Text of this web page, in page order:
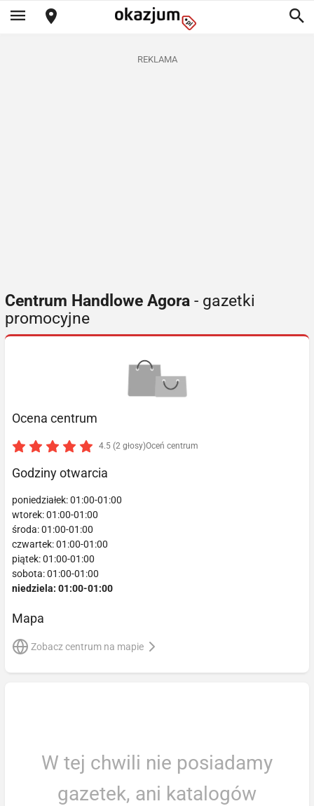
REKLAMA
Centrum Handlowe Agora - gazetki
promocyjne
Ocena centrum
4.5 (2 głosy)Oceń centrum
Godziny otwarcia
poniedziałek: 01:00-01:00
wtorek: 01:00-01:00
środa: 01:00-01:00
czwartek: 01:00-01:00
piątek: 01:00-01:00
sobota: 01:00-01:00
niedziela: 01:00-01:00
Mapa
Zobacz centrum na mapie
W tej chwili nie posiadamy
gazetek, ani katalogów